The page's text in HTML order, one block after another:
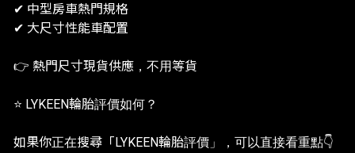
✔ 中型房車熱門規格
✔ 大尺寸性能車配置
👉 熱門尺寸現貨供應，不用等貨
⭐ LYKEEN輪胎評價如何？
如果你正在搜尋「LYKEEN輪胎評價」，可以直接看重點👇